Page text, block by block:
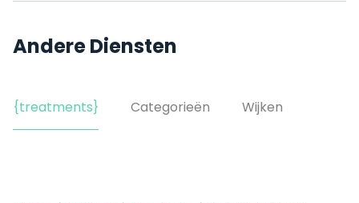
Andere Diensten
{treatments} Categorieën Wijken